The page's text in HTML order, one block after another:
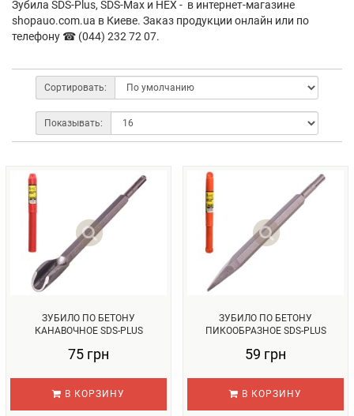
Зубила SDS-Plus, SDS-Max и HEX - в интернет-магазине
shopauo.com.ua в Киеве. Заказ продукции онлайн или по
телефону ☎ (044) 232 72 07.
Сортировать:
Показывать:
ЗУБИЛО ПО БЕТОНУ
КАНАВОЧНОЕ SDS-PLUS
75 грн
В КОРЗИНУ
ЗУБИЛО ПО БЕТОНУ
ПИКООБРАЗНОЕ SDS-PLUS
59 грн
В КОРЗИНУ